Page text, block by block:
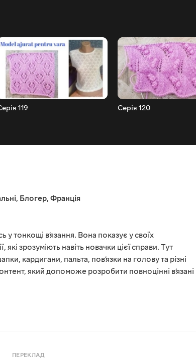
119 Серія 120
, Блогер, Франція
тонкощі в’язання. Вона показує у своїх
які зрозуміють навіть новачки цієї справи. Тут
кардигани, пальта, пов’язки на голову та різні
який допоможе розробити повноцінні в’язані
ПЕРЕКЛАД